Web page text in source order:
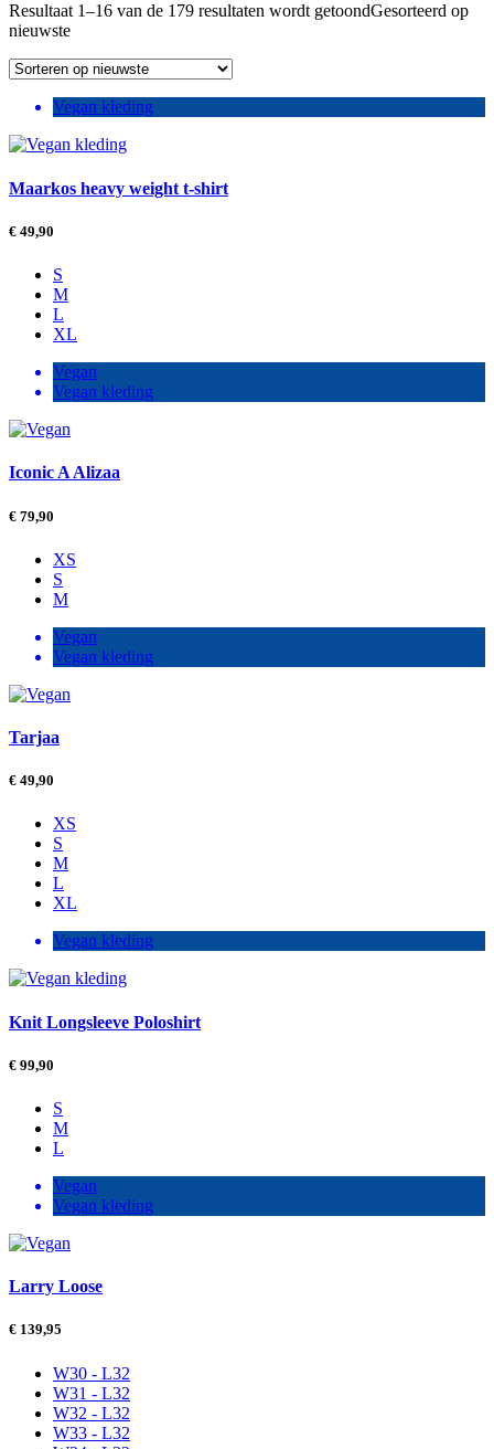
Resultaat 1–16 van de 179 resultaten wordt getoondGesorteerd op
nieuwste
Vegan kleding
Maarkos heavy weight t-shirt
€ 49,90
S
M
L
XL
Vegan
Vegan kleding
Iconic A Alizaa
€ 79,90
XS
S
M
Vegan
Vegan kleding
Tarjaa
€ 49,90
XS
S
M
L
XL
Vegan kleding
Knit Longsleeve Poloshirt
€ 99,90
S
M
L
Vegan
Vegan kleding
Larry Loose
€ 139,95
W30 - L32
W31 - L32
W32 - L32
W33 - L32